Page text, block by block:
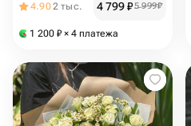
4.902 тыс. 4 799₽5 999₽
1 200 ₽ × 4 платежа